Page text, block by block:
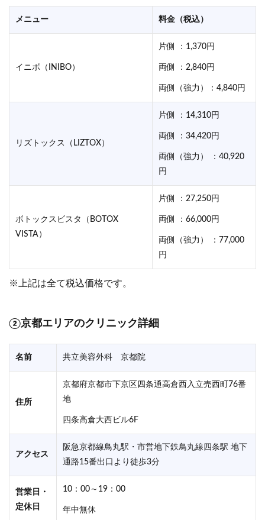
メニュー 料金（税込）
イニボ（INIBO）
片側 ：1,370円
両側 ：2,840円
両側（強力）：4,840円
リズトックス（LIZTOX）
片側 ：14,310円
両側 ：34,420円
両側（強力） ：40,920
円
ボトックスビスタ（BOTOX
VISTA）
片側 ：27,250円
両側 ：66,000円
両側（強力） ：77,000
円
※上記は全て税込価格です。
②京都エリアのクリニック詳細
名前 共立美容外科 京都院
住所
京都府京都市下京区四条通高倉西入立売西町76番
地
四条高倉大西ビル6F
アクセス
阪急京都線鳥丸駅・市営地下鉄鳥丸線四条駅 地下
通路15番出口より徒歩3分
営業日・
定休日
10：00～19：00
年中無休